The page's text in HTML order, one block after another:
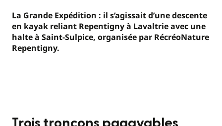
La Grande Expédition : il s’agissait d’une descente
en kayak reliant Repentigny à Lavaltrie avec une
halte à Saint-Sulpice, organisée par RécréoNature
Repentigny.
Trois tronçons pagayables